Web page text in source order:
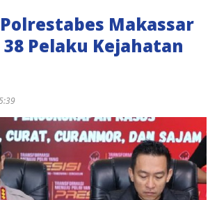
Makassar
Pelaku Kejahatan